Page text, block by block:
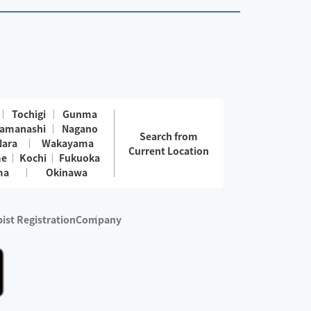
Tochigi
Gunma
Nagano
Wakayama
Kochi
Fukuoka
Okinawa
Search from
Current Location
RegistrationCompany